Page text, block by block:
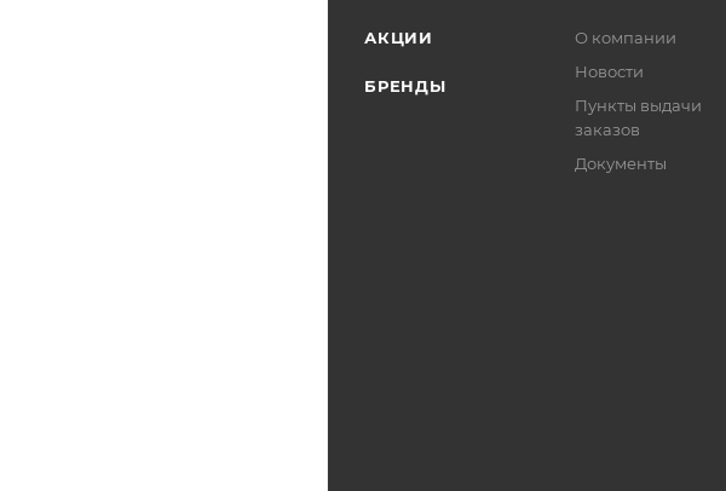
АКЦИИ
БРЕНДЫ
О компании
Новости
Пункты выдачи
заказов
Документы